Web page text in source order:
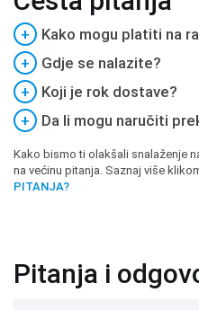
+
Kako mogu platiti na
+
Gdje se nalazite?
+
Koji je rok dostave?
+
Da li mogu naručiti
Kako bismo ti olakšali snalaženje
na većinu pitanja. Saznaj više
PITANJA?
Pitanja i